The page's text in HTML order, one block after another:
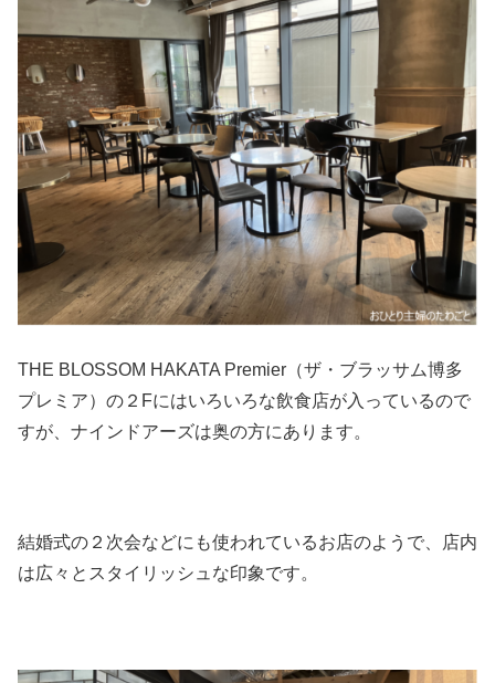
THE BLOSSOM HAKATA Premier（ザ・ブラッサム博多
プレミア）の２Fにはいろいろな飲食店が入っているので
すが、ナインドアーズは奥の方にあります。
結婚式の２次会などにも使われているお店のようで、店内
は広々とスタイリッシュな印象です。